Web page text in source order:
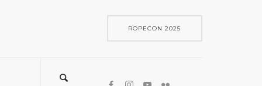
ROPECON 2025